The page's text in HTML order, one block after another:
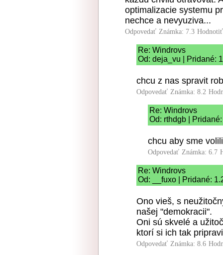
optimalizacie systemu
nechce a nevyuziva...
Odpovedať Známka: 7.3
Re: Windrovs
Od: deja_vu | Pridané:
chcu z nas spravit
Odpovedať Známka: 8.2
Re: Windrovs
Od: rthdgb |
chcu aby sme
Odpovedať Známka: 6.7
Re: Windrovs
Od: __fuxo | Pridané:
Ono vieš, s
našej "demokracii".
Oni sú skvelé a
ktorí si ich tak
Odpovedať Známka: 8.6